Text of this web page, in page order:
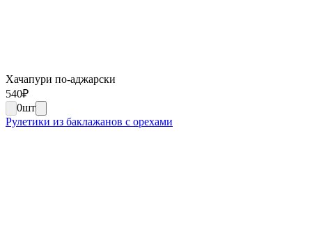
Хачапури по-аджарски
540₽
0шт
Рулетики из баклажанов с орехами